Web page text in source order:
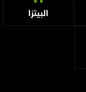
البيتزا